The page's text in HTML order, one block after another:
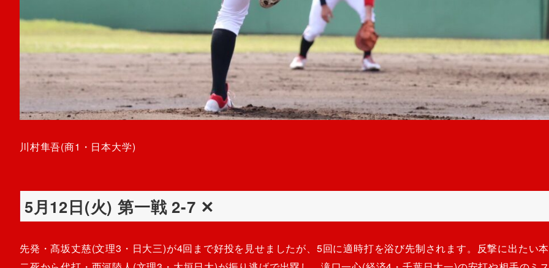
川村隼吾(商1・日本大学)
5月12日(火) 第一戦 2-7 ‪✕‬
先発・髙坂丈慈(文理3・日大三)が4回まで好投を見せましたが、5回に適時打を浴び先制されます。反撃に出たい本